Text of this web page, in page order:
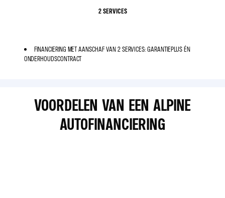
2 SERVICES
FINANCIERING MET AANSCHAF VAN 2 SERVICES: GARANTIEPLUS ÉN
ONDERHOUDSCONTRACT
VOORDELEN VAN EEN ALPINE
AUTOFINANCIERING